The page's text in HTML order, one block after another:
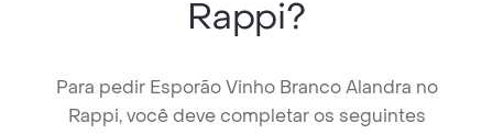
Rappi?
Para pedir Esporão Vinho Branco Alandra no
Rappi, você deve completar os seguintes